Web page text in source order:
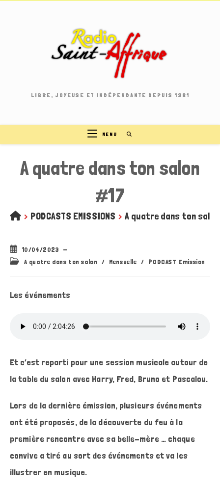
LIBRE, JOYEUSE ET INDÉPENDANTE DEPUIS 1981
MENU
A quatre dans ton salon
#17
> PODCASTS EMISSIONS > A quatre dans ton
Publication
publiée :
10/04/2023
PostA quatre dans ton salon / Mensuelle / PODCAST Emission
Les événements
Et c’est reparti pour une session musicale autour de
la table du salon avec Harry, Fred, Bruno et Pascalou.
Lors de la dernière émission, plusieurs événements
ont été proposés, de la découverte du feu à la
première rencontre avec sa belle-mère … chaque
convive a tiré au sort des événements et va les
illustrer en musique.